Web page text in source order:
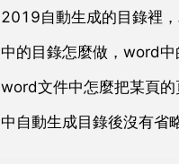
word文件中怎麼把某頁的